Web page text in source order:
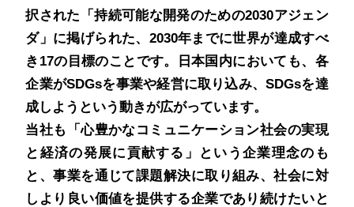
択された「持続可能な開発のための2030アジェン
ダ」に掲げられた、2030年までに世界が達成すべ
き17の目標のことです。日本国内においても、各
企業がSDGsを事業や経営に取り込み、SDGsを達
成しようという動きが広がっています。
当社も「心豊かなコミュニケーション社会の実現
と経済の発展に貢献する」という企業理念のも
と、事業を通じて課題解決に取り組み、社会に対
しより良い価値を提供する企業であり続けたいと